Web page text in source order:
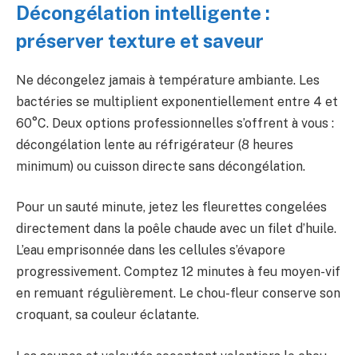
Décongélation intelligente :
préserver texture et saveur
Ne décongelez jamais à température ambiante. Les
bactéries se multiplient exponentiellement entre 4 et
60°C. Deux options professionnelles s’offrent à vous :
décongélation lente au réfrigérateur (8 heures
minimum) ou cuisson directe sans décongélation.
Pour un sauté minute, jetez les fleurettes congelées
directement dans la poêle chaude avec un filet d’huile.
L’eau emprisonnée dans les cellules s’évapore
progressivement. Comptez 12 minutes à feu moyen-vif
en remuant régulièrement. Le chou-fleur conserve son
croquant, sa couleur éclatante.